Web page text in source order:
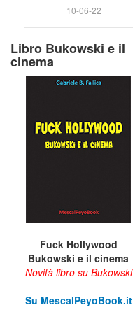
10-06-22
Libro Bukowski e il
cinema
Fuck Hollywood
Bukowski e il cinema
Novità libro su Bukowski
Su MescalPeyoBook.it